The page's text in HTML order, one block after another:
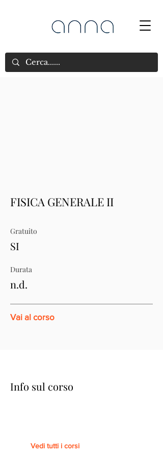
FISICA GENERALE II
Gratuito
SI
Durata
n.d.
Vai al corso
Info sul corso
Vedi tutti i corsi